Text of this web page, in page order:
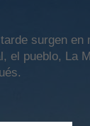
surgen
el pueblo, La